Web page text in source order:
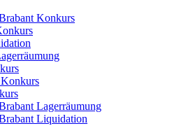
Konkurs
Lagerräumung
Liquidation